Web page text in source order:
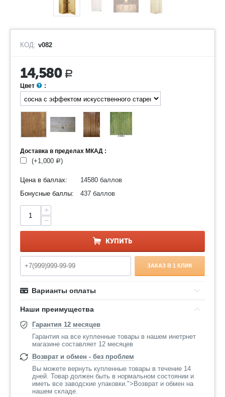
КОД: v082
14,580 Р
Цвет :
Доставка в пределах МКАД :
(+1,000 Р)
Цена в баллах:
14580 баллов
Бонусные баллы:
437 баллов
+
−
КУПИТЬ
ЗАКАЗ В 1 КЛИК
Варианты оплаты
Наши преимущества
Гарантия 12 месяцев
Гарантия на все купленные товары в нашем инетрнет
магазине составляет 12 месяцев
Возврат и обмен - без проблем
Вы можете вернуть купленные товары в течение 14
дней. Товар должен быть в нормальном состоянии и
иметь все заводские упаковки.">Возврат и обмен на
нашем складе.